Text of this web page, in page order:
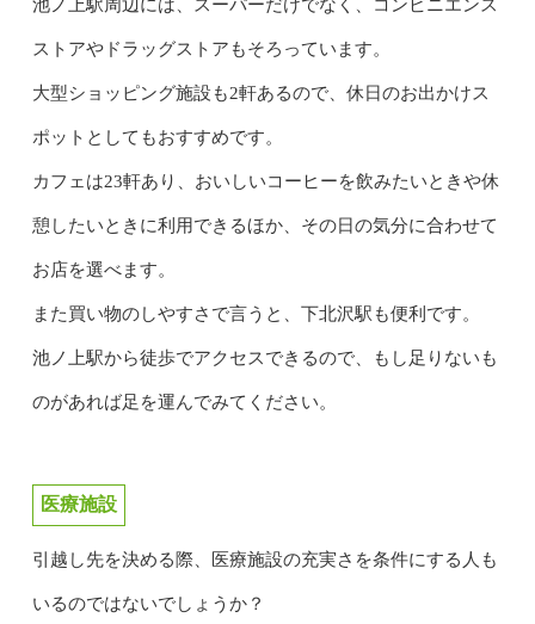
池ノ上駅周辺には、スーパーだけでなく、コンビニエンス
ストアやドラッグストアもそろっています。
大型ショッピング施設も2軒あるので、休日のお出かけス
ポットとしてもおすすめです。
カフェは23軒あり、おいしいコーヒーを飲みたいときや休
憩したいときに利用できるほか、その日の気分に合わせて
お店を選べます。
また買い物のしやすさで言うと、下北沢駅も便利です。
池ノ上駅から徒歩でアクセスできるので、もし足りないも
のがあれば足を運んでみてください。
医療施設
引越し先を決める際、医療施設の充実さを条件にする人も
いるのではないでしょうか？